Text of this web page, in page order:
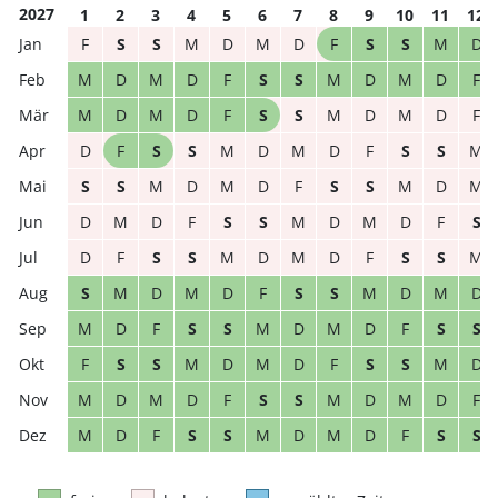
2027 1 2 3 4 5 6 7 8 9 10 11
12
F
S S M D M D F S S M
D
M
D M D F S S M D M D
F
M
D M D F S S M D M D
F
D
F S S M D M D F S S
M
S
S M D M D F S S M D
M
D
M D F S S M D M D F
S
D
F S S M D M D F S S
M
S
M D M D F S S M D M
D
M
D F S S M D M D F S
S
F
S S M D M D F S S M
D
M
D M D F S S M D M D
F
M
D F S S M D M D F S S